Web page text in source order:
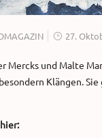
27.
Mercks und Malte
Klängen.